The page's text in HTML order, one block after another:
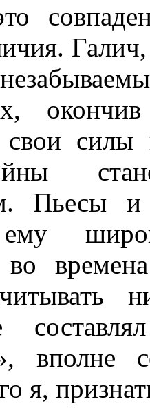
свои силы
Пьесы
во
вполне
я,